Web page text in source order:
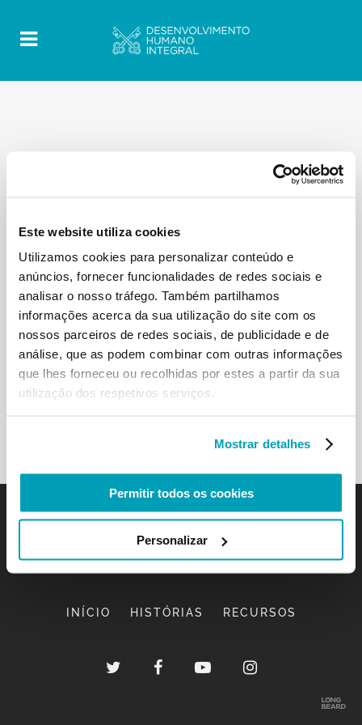
Este website utiliza cookies
Utilizamos cookies para personalizar conteúdo e
anúncios, fornecer funcionalidades de redes sociais e
analisar o nosso tráfego. Também partilhamos
informações acerca da sua utilização do site com os
nossos parceiros de redes sociais, de publicidade e de
análise, que as podem combinar com outras informações
que lhes forneceu ou recolhidas por estes a partir da sua
utilização dos respetivos serviços.
Mostrar detalhes
Permitir todos os cookies
Personalizar
INÍCIO HISTÓRIAS RECURSOS